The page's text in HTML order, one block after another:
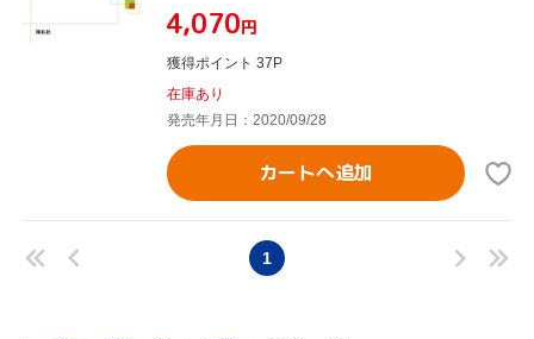
¥4,070円
獲得ポイント 37P
在庫あり
発売年月日：2020/09/28
カートへ追加
1